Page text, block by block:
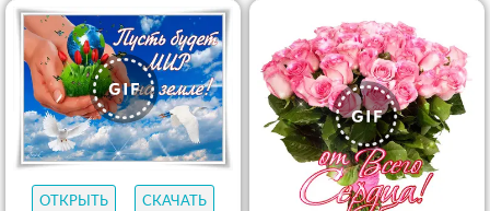
ОТКРЫТЬ СКАЧАТЬ